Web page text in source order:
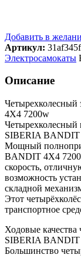
Добавить в
Артикул:
Электросамокаты
Описание
4X4 7200w
Четырехколесный
SIBERIA BANDIT
Мощный
BANDIT 4X4
скорость,
возможность
складной
Этот
транспортное
Ходовые качества
SIBERIA BANDIT
Большинство